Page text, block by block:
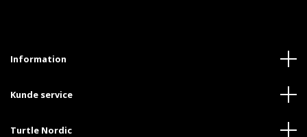
Information
Kunde service
Turtle Nordic